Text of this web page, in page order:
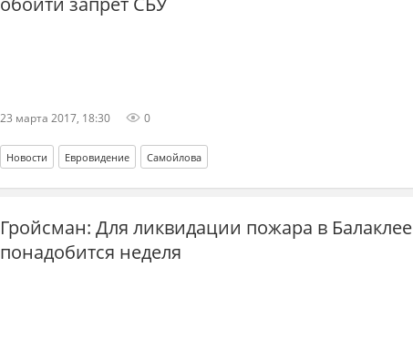
23 марта 2017, 18:30 0
Новости Евровидение Самойлова
Гройсман: Для ликвидации пожара в Балаклее
понадобится неделя